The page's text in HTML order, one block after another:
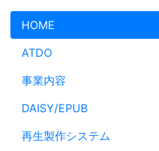
メインコンテンツへスキップ
HOME
ATDO
事業内容
DAISY/EPUB
再生製作システム